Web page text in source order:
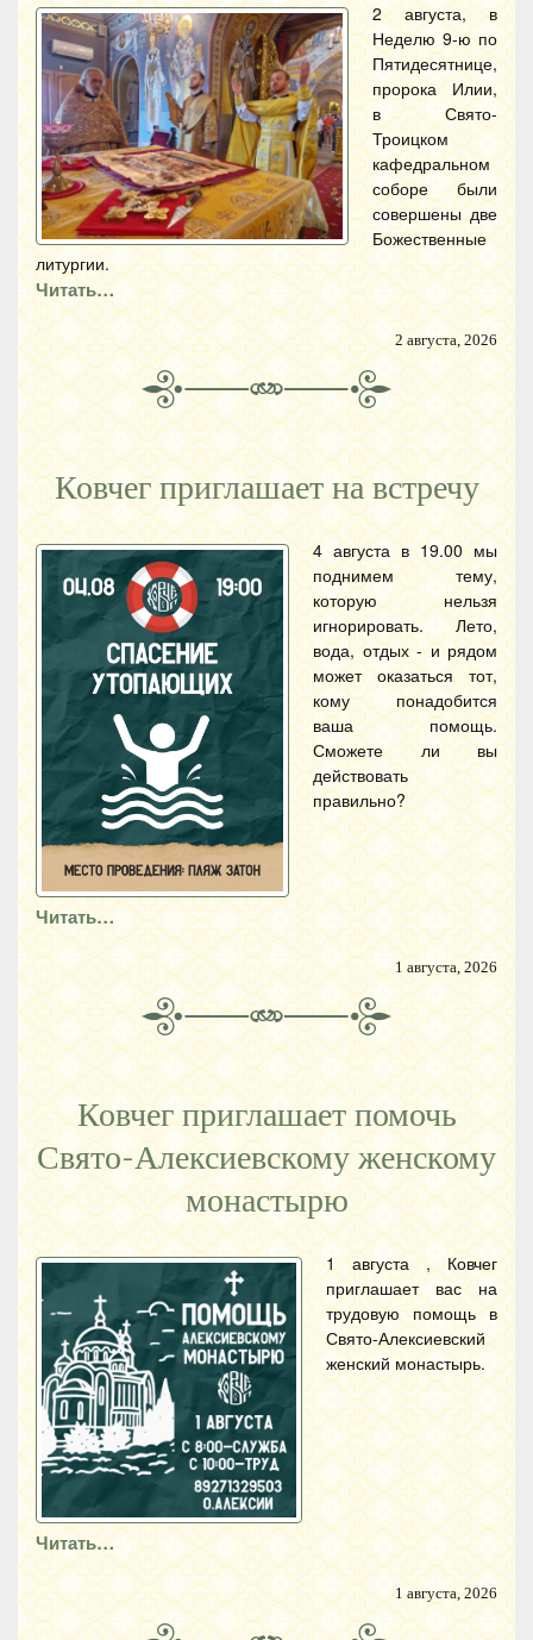
2 августа, в
Неделю 9-ю по
Пятидесятнице,
пророка Илии,
в Свято-
Троицком
кафедральном
соборе были
совершены две
Божественные
литургии.
Читать…
2 августа, 2026
Ковчег приглашает на встречу
4 августа в 19.00 мы
поднимем тему,
которую нельзя
игнорировать. Лето,
вода, отдых - и рядом
может оказаться тот,
кому понадобится
ваша помощь.
Сможете ли вы
действовать
правильно?
Читать…
1 августа, 2026
Ковчег приглашает помочь
Свято-Алексиевскому женскому
монастырю
1 августа , Ковчег
приглашает вас на
трудовую помощь в
Свято-Алексиевский
женский монастырь.
Читать…
1 августа, 2026